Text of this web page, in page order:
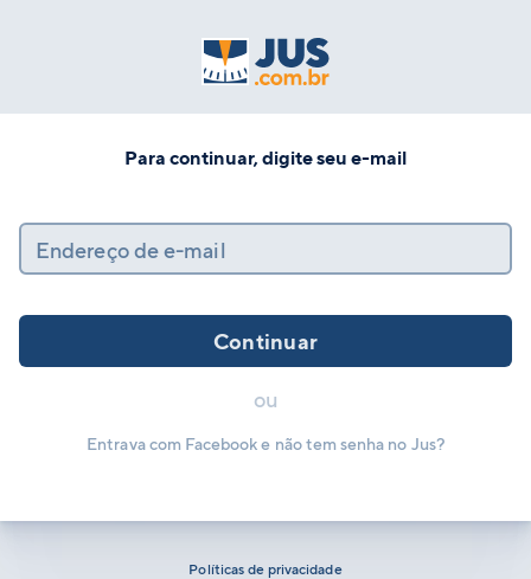
Para continuar, digite seu e-mail
Endereço de e-mail
Continuar
ou
Entrava com Facebook e não tem senha no Jus?
Políticas de privacidade